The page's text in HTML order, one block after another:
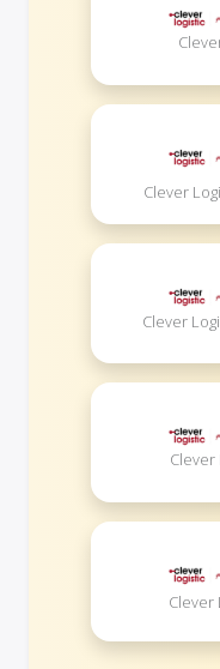
Clever
Clever
Clever
Clever